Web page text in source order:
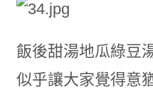
飯後甜湯地瓜綠豆
似乎讓大家覺得意